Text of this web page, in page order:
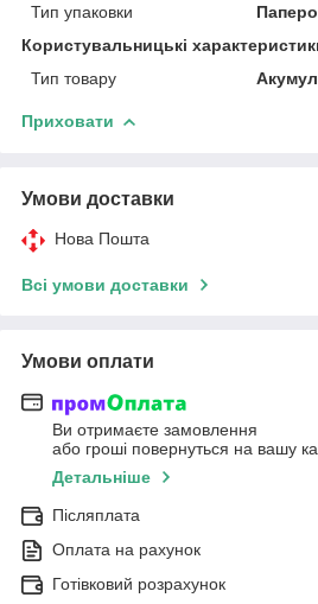
Тип упаковки
Користувальницькі
Тип товару
Приховати
Умови доставки
Нова Пошта
Всі умови доставки
Умови оплати
Ви отримаєте замовлення
або гроші повернуться на вашу
Детальніше
Післяплата
Оплата на рахунок
Готівковий розрахунок